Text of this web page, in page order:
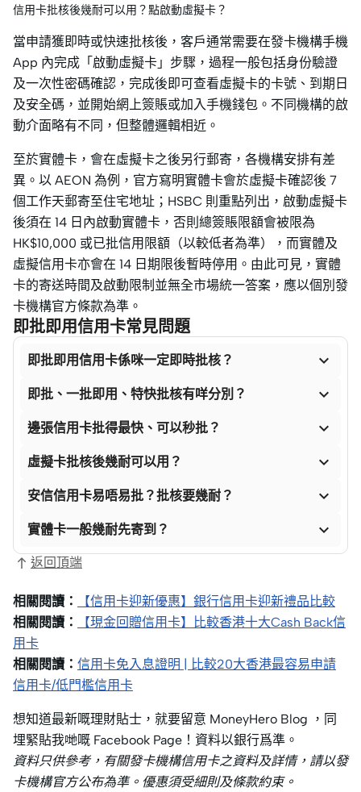
信用卡批核後幾耐可以用？點啟動虛擬卡？
當申請獲即時或快速批核後，客戶通常需要在發卡機構手機
App 內完成「啟動虛擬卡」步驟，過程一般包括身份驗證
及一次性密碼確認，完成後即可查看虛擬卡的卡號、到期日
及安全碼，並開始網上簽賬或加入手機錢包。不同機構的啟
動介面略有不同，但整體邏輯相近。
至於實體卡，會在虛擬卡之後另行郵寄，各機構安排有差
異。以 AEON 為例，官方寫明實體卡會於虛擬卡確認後 7
個工作天郵寄至住宅地址；HSBC 則重點列出，啟動虛擬卡
後須在 14 日內啟動實體卡，否則總簽賬限額會被限為
HK$10,000 或已批信用限額（以較低者為準），而實體及
虛擬信用卡亦會在 14 日期限後暫時停用。由此可見，實體
卡的寄送時間及啟動限制並無全市場統一答案，應以個別發
卡機構官方條款為準。
即批即用信用卡常見問題
即批即用信用卡係咪一定即時批核？ 
即批、一批即用、特快批核有咩分別？ 
邊張信用卡批得最快、可以秒批？ 
虛擬卡批核後幾耐可以用？ 
安信信用卡易唔易批？批核要幾耐？ 
實體卡一般幾耐先寄到？ 
返回頂端
相關閱讀：
【信用卡迎新優惠】銀行信用卡迎新禮品比較
相關閱讀：
【現金回贈信用卡】比較香港十大Cash Back信
用卡
相關閱讀： 信用卡免入息證明 | 比較20大香港最容易申請
信用卡/低門檻信用卡
想知道最新嘅理財貼士，就要留意 MoneyHero Blog ，同
埋緊貼我哋嘅 Facebook Page！資料以銀行爲準。
資料只供參考，有關發卡機構信用卡之資料及詳情，請以發
卡機構官方公布為準。優惠須受細則及條款約束。